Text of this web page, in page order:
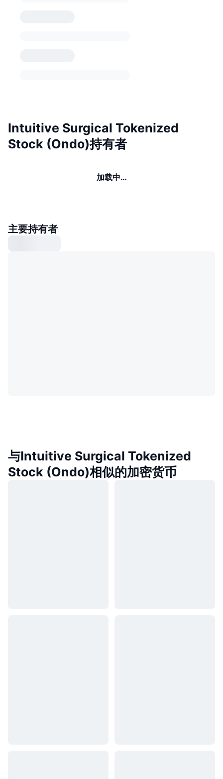
Intuitive Surgical Tokenized
Stock (Ondo)持有者
加载中…
主要持有者
与Intuitive Surgical Tokenized
Stock (Ondo)相似的加密货币